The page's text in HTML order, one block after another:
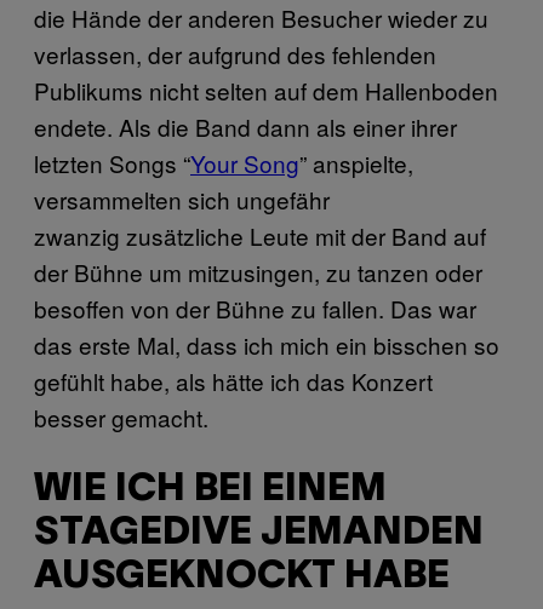
die Hände der anderen Besucher wieder zu
verlassen, der aufgrund des fehlenden
Publikums nicht selten auf dem Hallenboden
endete. Als die Band dann als einer ihrer
letzten Songs “Your Song” anspielte,
versammelten sich ungefähr
zwanzig zusätzliche Leute mit der Band auf
der Bühne um mitzusingen, zu tanzen oder
besoffen von der Bühne zu fallen. Das war
das erste Mal, dass ich mich ein bisschen so
gefühlt habe, als hätte ich das Konzert
besser gemacht.
WIE ICH BEI EINEM
STAGEDIVE JEMANDEN
AUSGEKNOCKT HABE